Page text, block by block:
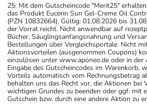
25: Mit dem Gutscheincode "Merit25"
das Produkt Eucerin Sun Gel-Creme Oil
(PZN 10832664). Gültig: 01.08.2026 bis
der Vorrat reicht. Nicht anwendbar auf
Bücher, Säuglingsanfangsnahrung und
Bestellungen über Vergleichsportale. Nicht
Aktionsvorteilen (ausgenommen Coupons)
einzulösen unter www.aponeo.de oder in der
Eingabe des Gutscheincodes im Warenkorb,
Vorteils automatisch vom Rechnungsbetrag
behalten uns das Recht vor, die Aktionen bei
wichtigen Grundes zu beenden oder ggf. mit
Gutschein bzw. durch eine andere Aktion zu